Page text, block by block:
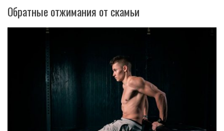
Обратные отжимания от скамьи